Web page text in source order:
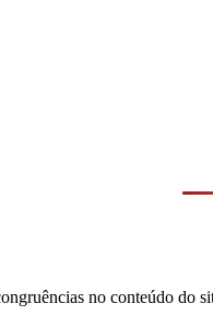
no conteúdo do